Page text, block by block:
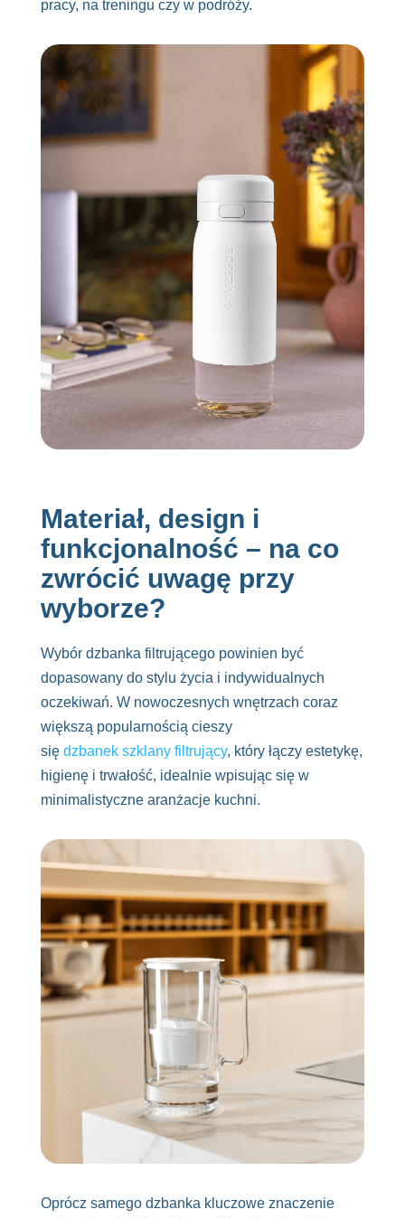
pracy, na treningu czy w podróży.
Materiał, design i
funkcjonalność – na co
zwrócić uwagę przy
wyborze?
Wybór dzbanka filtrującego powinien być
dopasowany do stylu życia i indywidualnych
oczekiwań. W nowoczesnych wnętrzach coraz
większą popularnością cieszy
się dzbanek szklany filtrujący, który łączy estetykę,
higienę i trwałość, idealnie wpisując się w
minimalistyczne aranżacje kuchni.
Oprócz samego dzbanka kluczowe znaczenie